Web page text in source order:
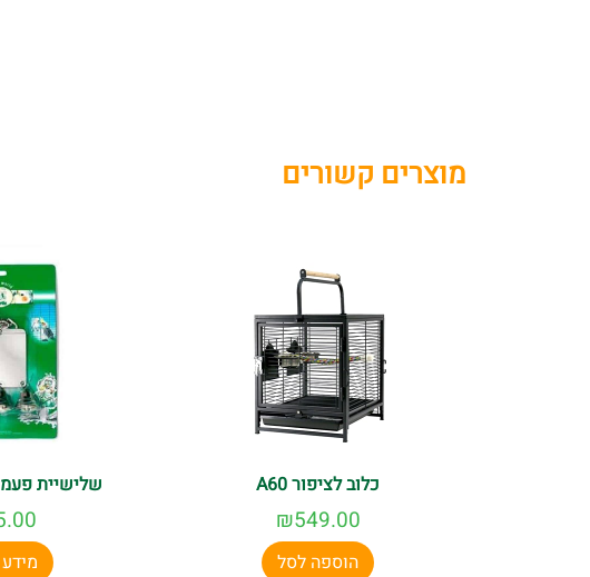
מוצרים קשורים
כלוב לציפור A60
₪549.00
הוספה לסל
שלישיית